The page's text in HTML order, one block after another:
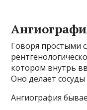
Говоря простыми
котором внутрь
Оно делает
Ангиография